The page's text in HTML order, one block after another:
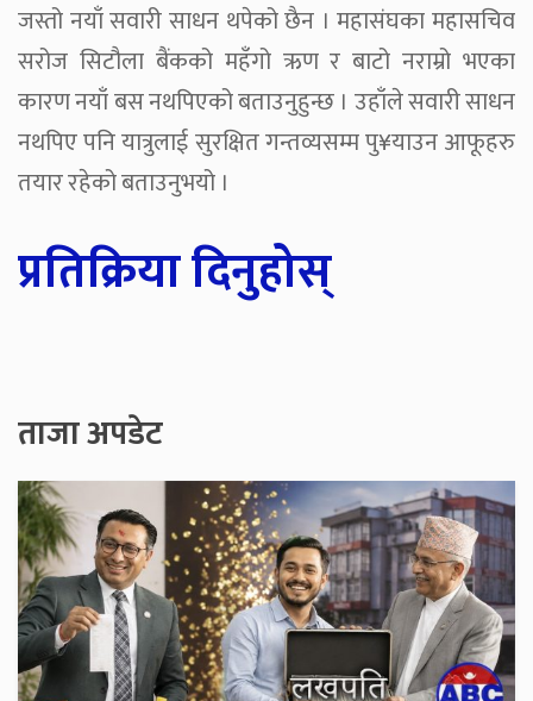
जस्तो नयाँ सवारी साधन थपेको छैन । महासंघका महासचिव
सरोज सिटौला बैंकको महँगो ऋण र बाटो नराम्रो भएका
कारण नयाँ बस नथपिएको बताउनुहुन्छ । उहाँले सवारी साधन
नथपिए पनि यात्रुलाई सुरक्षित गन्तव्यसम्म पु¥याउन आफूहरु
तयार रहेको बताउनुभयो ।
प्रतिक्रिया दिनुहोस्
ताजा अपडेट